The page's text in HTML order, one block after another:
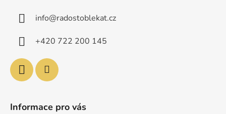
info@radostoblekat.cz
+420 722 200 145
Informace pro vás